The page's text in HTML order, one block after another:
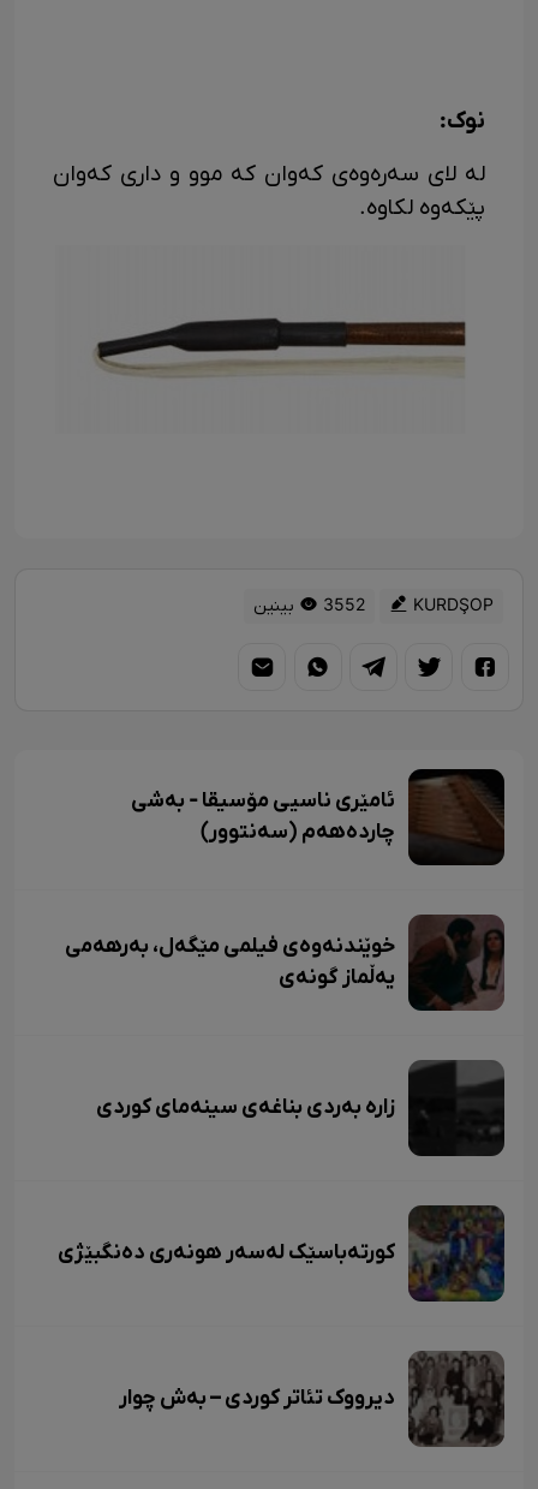
نوک:
له لای سه‌ره‌وه‌ی که‌وان که موو و داری که‌وان
پێکه‌وه لکاوه.
KURDŞOP 3552 بینین
ئامێری ناسیی مۆسیقا - بەشی
چاردەهەم (سەنتوور)
خوێندنەوەی فیلمی مێگەل، بەرهەمی
یەڵماز گونەی
زاره بەردی بناغەی سینەمای کوردی
کورتەباسێک لەسەر هونەری دەنگبێژی
دیرووک تئاتر کوردی – بەش چوار